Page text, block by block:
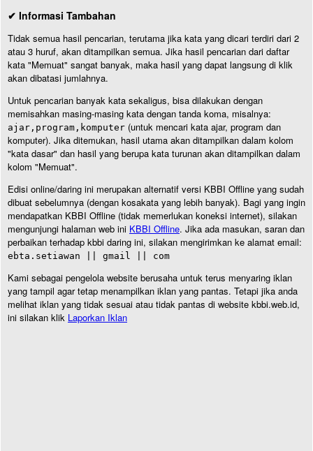
✔ Informasi Tambahan
Tidak semua hasil pencarian, terutama jika kata yang dicari terdiri dari 2
atau 3 huruf, akan ditampilkan semua. Jika hasil pencarian dari daftar
kata "Memuat" sangat banyak, maka hasil yang dapat langsung di klik
akan dibatasi jumlahnya.
Untuk pencarian banyak kata sekaligus, bisa dilakukan dengan
memisahkan masing-masing kata dengan tanda koma, misalnya:
ajar,program,komputer (untuk mencari kata ajar, program dan
komputer). Jika ditemukan, hasil utama akan ditampilkan dalam kolom
"kata dasar" dan hasil yang berupa kata turunan akan ditampilkan dalam
kolom "Memuat".
Edisi online/daring ini merupakan alternatif versi KBBI Offline yang sudah
dibuat sebelumnya (dengan kosakata yang lebih banyak). Bagi yang ingin
mendapatkan KBBI Offline (tidak memerlukan koneksi internet), silakan
mengunjungi halaman web ini KBBI Offline. Jika ada masukan, saran dan
perbaikan terhadap kbbi daring ini, silakan mengirimkan ke alamat email:
ebta.setiawan || gmail || com
Kami sebagai pengelola website berusaha untuk terus menyaring iklan
yang tampil agar tetap menampilkan iklan yang pantas. Tetapi jika anda
melihat iklan yang tidak sesuai atau tidak pantas di website kbbi.web.id,
ini silakan klik Laporkan Iklan